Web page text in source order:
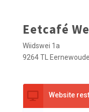
Eetcafé
Wiidswei 1a
9264 TL Eernewoude
Website